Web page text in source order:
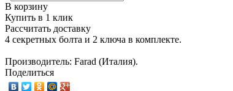
В корзину
Купить в 1 клик
Рассчитать доставку
4 секретных болта и 2 ключа в комплекте.
Производитель: Farad (Италия).
Поделиться